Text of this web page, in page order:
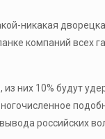
никакая
компаний всех
них 10% будут
российских